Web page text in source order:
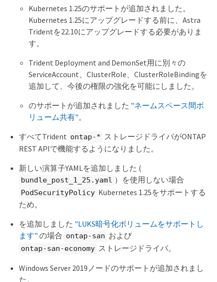
Kubernetes 1.25のサポートが追加されました。
Kubernetes 1.25にアップグレードする前に、Astra
Tridentを22.10にアップグレードする必要がありま
す。
Trident Deployment and DemonSet用に別々の
ServiceAccount、ClusterRole、ClusterRoleBindingを
追加して、今後の権限の強化を可能にしました。
のサポートが追加されました "ネームスペース間ボ
リューム共有"。
すべてTrident ontap-* ストレージドライバがONTAP
REST APIで機能するようになりました。
新しい演算子YAMLを追加しました (
bundle_post_1_25.yaml ）を使用しない場合
PodSecurityPolicy Kubernetes 1.25をサポートする
ため。
を追加しました "LUKS暗号化ボリュームをサポートし
ます" の場合 ontap-san および
ontap-san-economy ストレージドライバ。
Windows Server 2019ノードのサポートが追加されまし
た。